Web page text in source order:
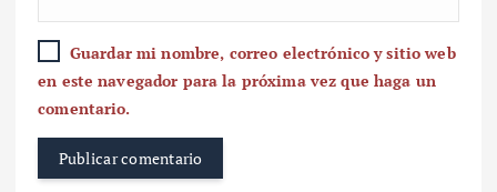
Guardar mi nombre, correo electrónico y sitio web
en este navegador para la próxima vez que haga un
comentario.